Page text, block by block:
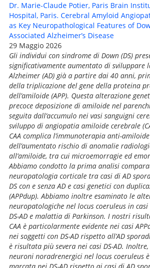
Dr. Marie-Claude Potier, Paris Brain
Hospital, Paris. Cerebral Amyloid
as Key Neuropathological Features of
Associated Alzheimer’s Disease
29 Maggio 2026
Gli individui con sindrome di Down (DS)
significativamente aumentato di sviluppare
Alzheimer (AD) già a partire dai 40 anni,
della triplicazione del gene della proteina
dell’amiloide (APP). Questa alterazione
precoce deposizione di amiloide nel
seguita dall’accumulo nei vasi sanguigni
sviluppo di angiopatia amiloide cerebrale
CAA complica l’immunoterapia anti-
dell’aumentato rischio di anomalie
all’amiloide, tra cui microemorragie ed
Abbiamo condotto la prima analisi
neuropatologia corticale tra casi di AD
DS con e senza AD e casi genetici con
(APPdup). Abbiamo inoltre esaminato le
neuropatologiche nel locus coeruleus in casi
DS-AD e malattia di Parkinson. I nostri
CAA è particolarmente evidente nei casi
nei soggetti con DS-AD rispetto all’AD
è risultata più severa nei casi DS-AD.
neuroni noradrenergici nel locus coeruleus